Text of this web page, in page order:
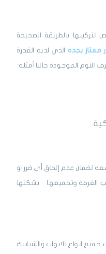
بالطريقة الصحيحة
ممتاز بجده الذي لديه القدرة
الموجودة حاليا أمثلة:
لضمان عدم إلحاق أي ضرر او
الغرفة وتجميعها بشكلها
انواع الابواب والشبابيك